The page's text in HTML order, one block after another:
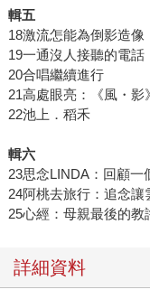
輯五
18激流怎能為倒影造像
19一通沒人接聽的電
20合唱繼續進行
21高處眼亮：《風・影
22池上．稻禾
輯六
23思念LINDA：回顧一
24阿桃去旅行：追念
25心經：母親最後的教
詳細資料